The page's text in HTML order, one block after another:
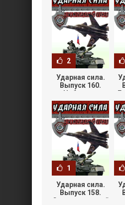
2
Ударная сила.
Выпуск 160.
Небесные
хищники
(14.10.2008)
1
Ударная сила.
Выпуск 158.
Стремительный